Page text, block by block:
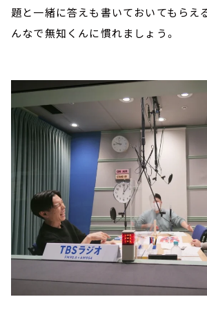
題と一緒に答えも書いておいてもらえ
んなで無知くんに慣れましょう。